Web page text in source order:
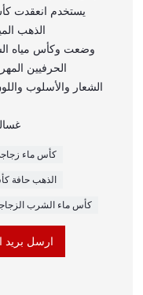
الذهب
الحرفيين
*
كأس ماء
الذهب حافة
كأس ماء الشرب
ارسل بريد